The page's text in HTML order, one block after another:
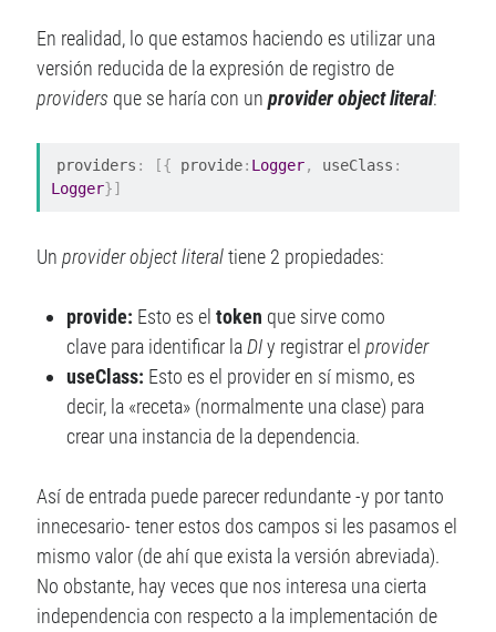
En realidad, lo que estamos haciendo es utilizar una
versión reducida de la expresión de registro de
providers que se haría con unprovider object literal:
providers : [{ provide: Logger, useClass :
Logger}]
Unprovider object literaltiene 2 propiedades:
provide: Esto es eltoken que sirve como
clave para identificar laDIy registrar elprovider
useClass: Esto es el provider en sí mismo, es
decir, la «receta» (normalmente una clase) para
crear una instancia de la dependencia.
Así de entrada puede parecer redundante -y por tanto
innecesario- tener estos dos campos si les pasamos el
mismo valor (de ahí que exista la versión abreviada).
No obstante, hay veces que nos interesa una cierta
independencia con respecto a la implementación de